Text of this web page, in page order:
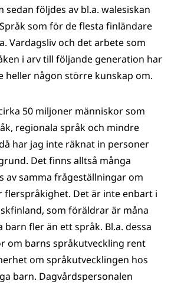
sedan följdes av bl.a. walesiskan
som för de flesta finländare
Vardagsliv och det arbete som
i arv till följande generation har
heller någon större kunskap om.
50 miljoner människor som
regionala språk och mindre
har jag inte räknat in personer
Det finns alltså många
av samma frågeställningar om
flerspråkighet. Det är inte enbart i
som föräldrar är måna
fler än ett språk. Bl.a. dessa
om barns språkutveckling rent
om språkutvecklingen hos
barn. Dagvårdspersonalen